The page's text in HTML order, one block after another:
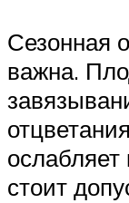
Сезонная
важна.
ослабляет
стоит